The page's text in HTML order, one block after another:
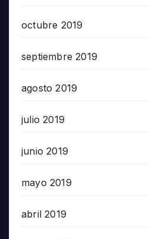
octubre 2019
septiembre 2019
agosto 2019
julio 2019
junio 2019
mayo 2019
abril 2019